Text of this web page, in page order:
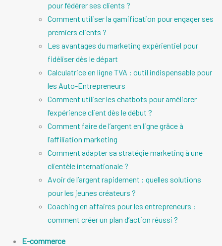
pour fédérer ses clients ?
Comment utiliser la gamification pour engager ses
premiers clients ?
Les avantages du marketing expérientiel pour
fidéliser dès le départ
Calculatrice en ligne TVA : outil indispensable pour
les Auto-Entrepreneurs
Comment utiliser les chatbots pour améliorer
l’expérience client dès le début ?
Comment faire de l’argent en ligne grâce à
l’affiliation marketing
Comment adapter sa stratégie marketing à une
clientèle internationale ?
Avoir de l’argent rapidement : quelles solutions
pour les jeunes créateurs ?
Coaching en affaires pour les entrepreneurs :
comment créer un plan d’action réussi ?
E-commerce